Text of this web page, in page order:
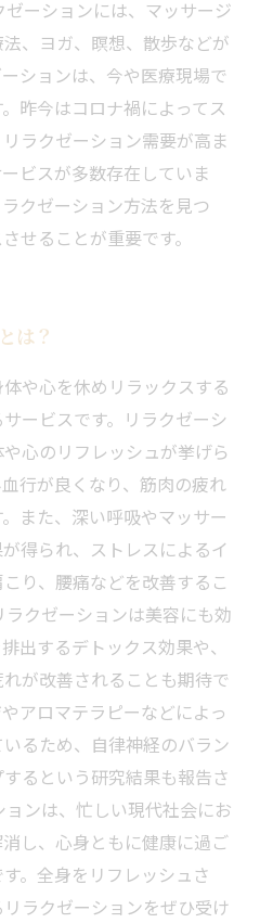
ーションには、マッサージ
、ヨガ、瞑想、散歩などが
ションは、今や医療現場で
昨今はコロナ禍によってス
ラクゼーション需要が高ま
ビスが多数存在していま
クゼーション方法を見つ
せることが重要です。
は？
や心を休めリラックスする
ービスです。リラクゼーシ
心のリフレッシュが挙げら
行が良くなり、筋肉の疲れ
また、深い呼吸やマッサー
得られ、ストレスによるイ
り、腰痛などを改善するこ
クゼーションは美容にも効
出するデトックス効果や、
が改善されることも期待で
アロマテラピーなどによっ
るため、自律神経のバラン
るという研究結果も報告さ
ンは、忙しい現代社会にお
し、心身ともに健康に過ご
。全身をリフレッシュさ
ラクゼーションをぜひ受け